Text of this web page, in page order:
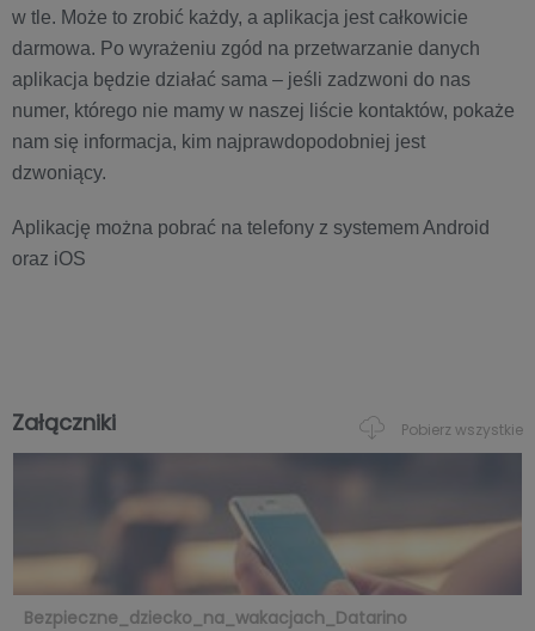
w tle. Może to zrobić każdy, a aplikacja jest całkowicie
darmowa. Po wyrażeniu zgód na przetwarzanie danych
aplikacja będzie działać sama – jeśli zadzwoni do nas
numer, którego nie mamy w naszej liście kontaktów, pokaże
nam się informacja, kim najprawdopodobniej jest
dzwoniący.
Aplikację można pobrać na telefony z systemem Android
oraz iOS
Załączniki Pobierz wszystkie
Bezpieczne_dziecko_na_wakacjach_Datarino